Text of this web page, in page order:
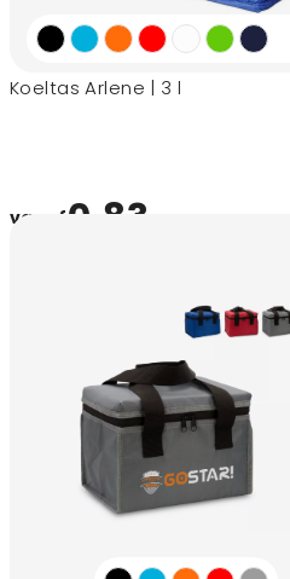
Koeltas Arlene | 3 l
vanaf0,83